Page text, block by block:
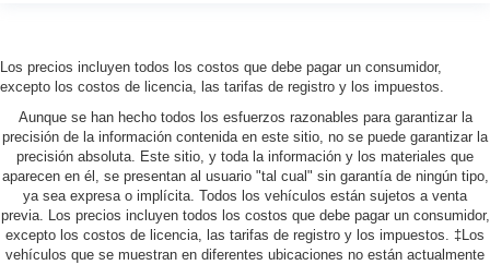
Los precios incluyen todos los costos que debe pagar un consumidor,
excepto los costos de licencia, las tarifas de registro y los impuestos.
Aunque se han hecho todos los esfuerzos razonables para garantizar la
precisión de la información contenida en este sitio, no se puede garantizar la
precisión absoluta. Este sitio, y toda la información y los materiales que
aparecen en él, se presentan al usuario "tal cual" sin garantía de ningún tipo,
ya sea expresa o implícita. Todos los vehículos están sujetos a venta
previa. Los precios incluyen todos los costos que debe pagar un consumidor,
excepto los costos de licencia, las tarifas de registro y los impuestos. ‡Los
vehículos que se muestran en diferentes ubicaciones no están actualmente